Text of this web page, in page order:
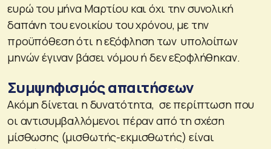
ευρώ του μήνα Μαρτίου και όχι την συνολική
δαπάνη του ενοικίου του χρόνου, με την
προϋπόθεση ότι η εξόφληση των υπολοίπων
μηνών έγιναν βάσει νόμου ή δεν εξοφλήθηκαν.
Συμψηφισμός απαιτήσεων
Ακόμη δίνεται η δυνατότητα, σε περίπτωση που
οι αντισυμβαλλόμενοι πέραν από τη σχέση
μίσθωσης (μισθωτής-εκμισθωτής) είναι